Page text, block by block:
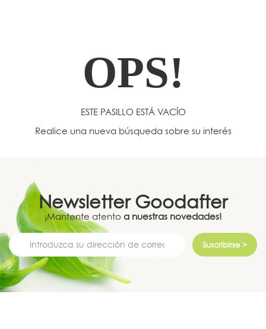
OPS!
ESTE PASILLO ESTÁ VACÍO
Realice una nueva búsqueda sobre su interés
Newsletter Goodafter
¡Mantente atento a nuestras novedades!
Suscribirse >